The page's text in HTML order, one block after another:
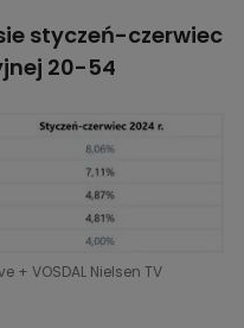
styczeń-czerwiec
20-54
+ VOSDAL Nielsen TV